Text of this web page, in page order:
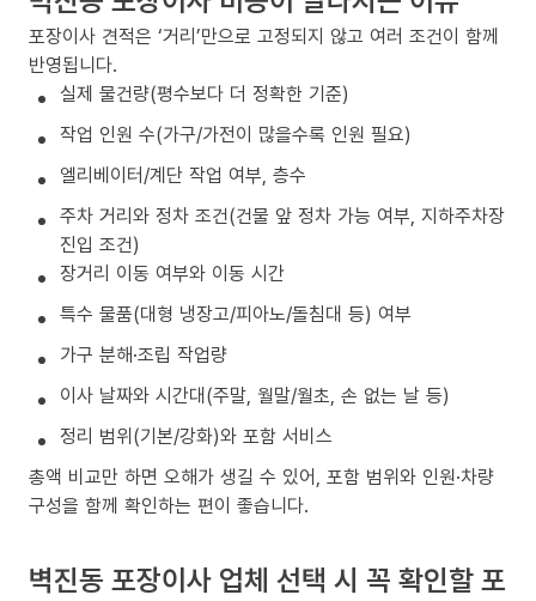
포장이사 견적은 ‘거리’만으로 고정되지 않고 여러 조건이 함께
반영됩니다.
실제 물건량(평수보다 더 정확한 기준)
작업 인원 수(가구/가전이 많을수록 인원 필요)
엘리베이터/계단 작업 여부, 층수
주차 거리와 정차 조건(건물 앞 정차 가능 여부, 지하주차장
진입 조건)
장거리 이동 여부와 이동 시간
특수 물품(대형 냉장고/피아노/돌침대 등) 여부
가구 분해·조립 작업량
이사 날짜와 시간대(주말, 월말/월초, 손 없는 날 등)
정리 범위(기본/강화)와 포함 서비스
총액 비교만 하면 오해가 생길 수 있어, 포함 범위와 인원·차량
구성을 함께 확인하는 편이 좋습니다.
벽진동 포장이사 업체 선택 시 꼭 확인할 포